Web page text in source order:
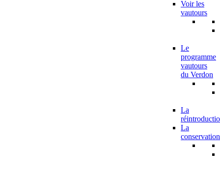
Voir les
vautours
Le
programme
vautours
du Verdon
La
La
conservation